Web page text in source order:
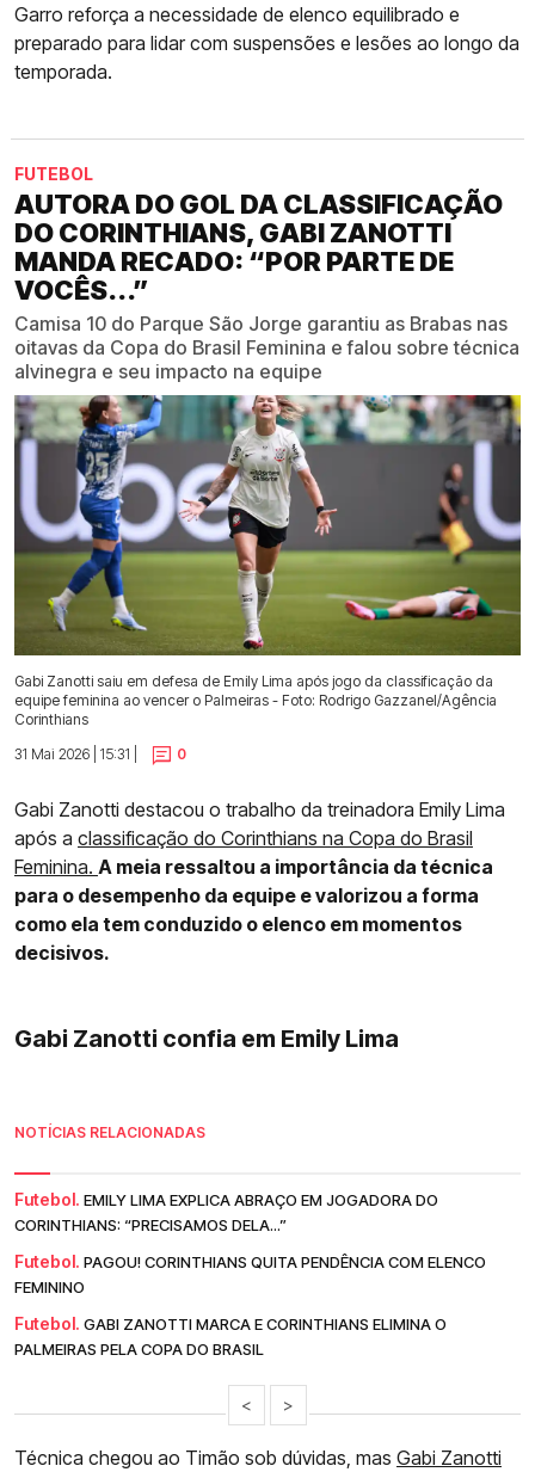
Garro reforça a necessidade de elenco equilibrado e
preparado para lidar com suspensões e lesões ao longo da
temporada.
FUTEBOL
AUTORA DO GOL DA CLASSIFICAÇÃO
DO CORINTHIANS, GABI ZANOTTI
MANDA RECADO: “POR PARTE DE
VOCÊS...”
Camisa 10 do Parque São Jorge garantiu as Brabas nas
oitavas da Copa do Brasil Feminina e falou sobre técnica
alvinegra e seu impacto na equipe
Gabi Zanotti saiu em defesa de Emily Lima após jogo da classificação da
equipe feminina ao vencer o Palmeiras - Foto: Rodrigo Gazzanel/Agência
Corinthians
31 Mai 2026 | 15:31 |
0
Gabi Zanotti destacou o trabalho da treinadora Emily Lima
após a classificação do Corinthians na Copa do Brasil
Feminina. A meia ressaltou a importância da técnica
para o desempenho da equipe e valorizou a forma
como ela tem conduzido o elenco em momentos
decisivos.
Gabi Zanotti confia em Emily Lima
NOTÍCIAS RELACIONADAS
Futebol. EMILY LIMA EXPLICA ABRAÇO EM JOGADORA DO
CORINTHIANS: “PRECISAMOS DELA...”
Futebol. PAGOU! CORINTHIANS QUITA PENDÊNCIA COM ELENCO
FEMININO
Futebol. GABI ZANOTTI MARCA E CORINTHIANS ELIMINA O
PALMEIRAS PELA COPA DO BRASIL
< >
Técnica chegou ao Timão sob dúvidas, mas Gabi Zanotti